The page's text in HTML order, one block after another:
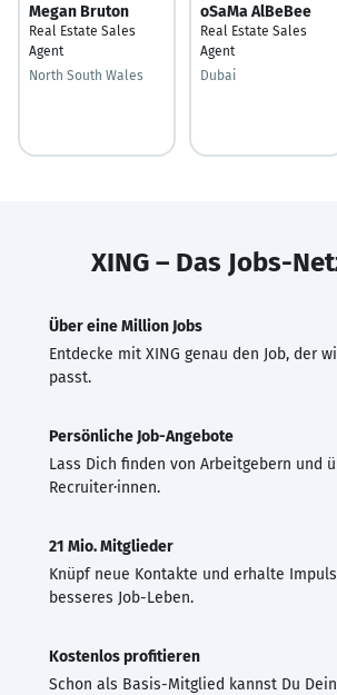
Megan Bruton
Real Estate Sales
Agent
North South Wales
oSaMa AlBeBee
Real Estate Sales
Agent
Dubai
XING – Das Jobs-
Über eine Million Jobs
Entdecke mit XING genau den Job, der
passt.
Persönliche Job-Angebote
Lass Dich finden von Arbeitgebern und
Recruiter·innen.
21 Mio. Mitglieder
Knüpf neue Kontakte und erhalte
besseres Job-Leben.
Kostenlos profitieren
Schon als Basis-Mitglied kannst Du